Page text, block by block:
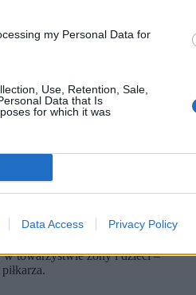
my Personal Data for
Use, Retention, Sale,
Data that Is
for which it was
Data Access Privacy Policy
Miał 68 lat
zmarł w wieku 68 lat po
towarzystwie żony i dzieci –